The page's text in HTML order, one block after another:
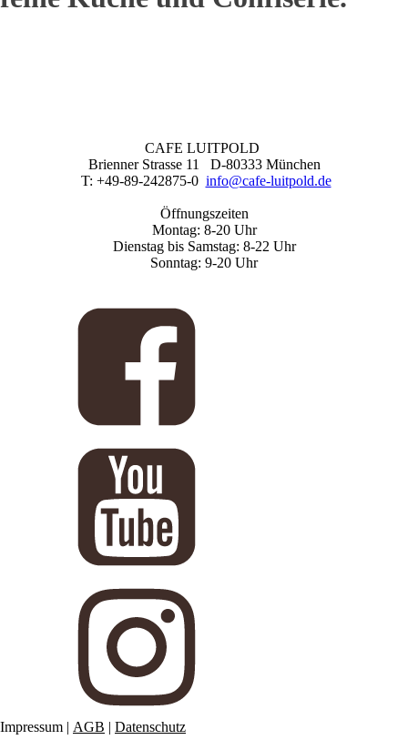
CAFE LUITPOLD
Brienner Strasse 11 D-80333 München
T: +49-89-242875-0 info@cafe-luitpold.de
Öffnungszeiten
Montag: 8-20 Uhr
Dienstag bis Samstag: 8-22 Uhr
Sonntag: 9-20 Uhr
Impressum | AGB | Datenschutz